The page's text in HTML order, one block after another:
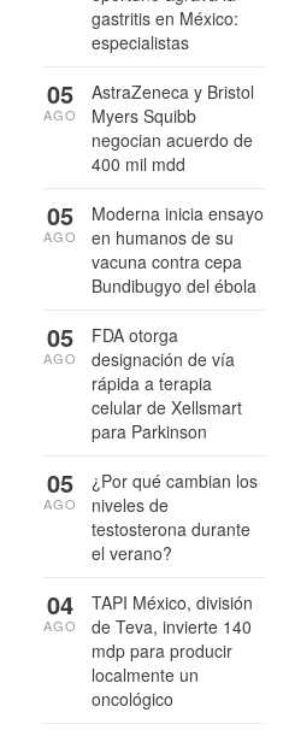
gastritis en México:
especialistas
AstraZeneca y Bristol
Myers Squibb
negocian acuerdo de
400 mil mdd
05
AGO
Moderna inicia ensayo
en humanos de su
vacuna contra cepa
Bundibugyo del ébola
05
AGO
FDA otorga
designación de vía
rápida a terapia
celular de Xellsmart
para Parkinson
05
AGO
¿Por qué cambian los
niveles de
testosterona durante
el verano?
05
AGO
TAPI México, división
de Teva, invierte 140
mdp para producir
localmente un
oncológico
04
AGO